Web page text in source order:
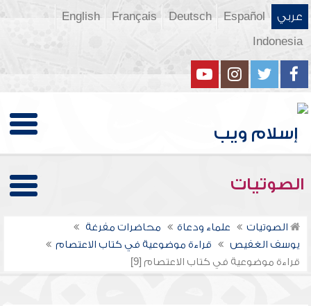
عربي Español
Deutsch
Français
English
Indonesia
الصوتيات
الصوتيات علماء ودعاة
محاضرات مفرغة
يوسف الغفيص
قراءة موضوعية في كتاب الاعتصام
قراءة موضوعية في كتاب الاعتصام [9]